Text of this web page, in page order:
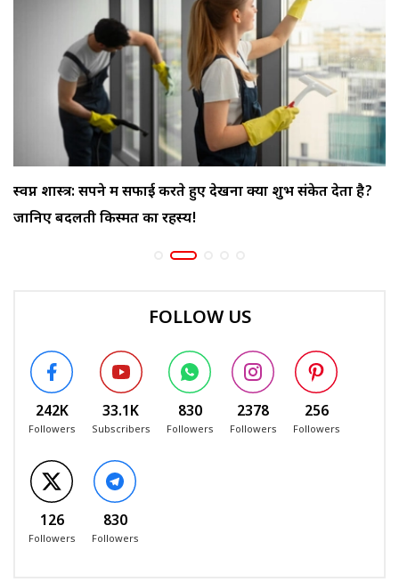
स्वप्न शास्त्र: सपने में सफाई करते हुए देखना क्या शुभ संकेत देता है?
जानिए बदलती किस्मत का रहस्य!
FOLLOW US
242K
Followers
33.1K
Subscribers
830
Followers
2378
Followers
256
Followers
126
Followers
830
Followers